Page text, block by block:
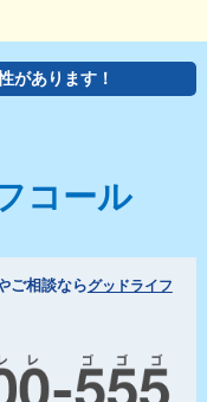
があります！
コール
ご相談ならグッドライフ